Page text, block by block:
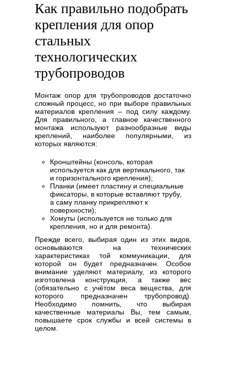
Как правильно подобрать
крепления для опор
стальных
технологических
трубопроводов
Монтаж опор для трубопроводов достаточно
сложный процесс, но при выборе правильных
материалов крепления – под силу каждому.
Для правильного, а главное качественного
монтажа используют разнообразные виды
креплений, наиболее популярными, из
которых являются:
Кронштейны (консоль, которая
используется как для вертикального, так
и горизонтального крепления);
Планки (имеет пластину и специальные
фиксаторы, в которые вставляют трубу,
а саму планку прикрепляют к
поверхности);
Хомуты (используется не только для
крепления, но и для ремонта).
Прежде всего, выбирая один из этих видов,
основываются на технических
характеристиках той коммуникации, для
которой он будет предназначен. Особое
внимание уделяют материалу, из которого
изготовлена конструкция, а также вес
(обязательно с учётом веса вещества, для
которого предназначен трубопровод).
Необходимо помнить, что выбирая
качественные материалы Вы, тем самым,
повышаете срок службы и всей системы в
целом.